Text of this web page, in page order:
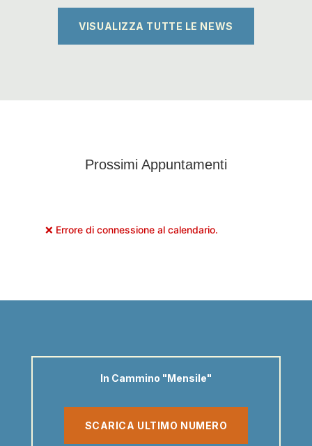
VISUALIZZA TUTTE LE NEWS
Prossimi Appuntamenti
❌ Errore di connessione al calendario.
In Cammino "Mensile"
SCARICA ULTIMO NUMERO